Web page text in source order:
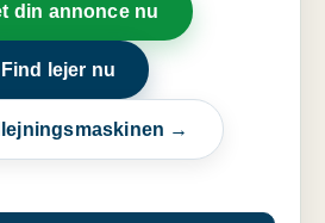
din annonce nu
Find lejer nu
→